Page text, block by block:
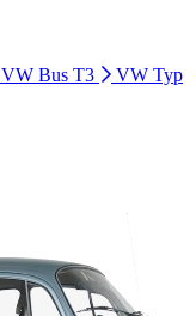
VW Bus T3
VW Typ